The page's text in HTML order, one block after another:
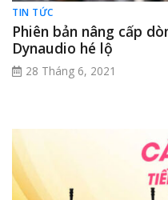
TIN TỨC
Phiên bản nâng cấp
Dynaudio hé lộ
28 Tháng 6, 2021